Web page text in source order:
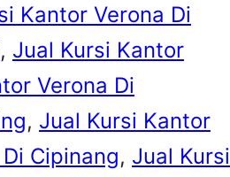
Kantor Verona Di
, Jual Kursi Kantor
Verona Di
, Jual Kursi Kantor
Cipinang, Jual Kursi